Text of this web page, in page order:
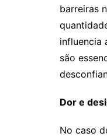
barreiras
influencia
são
Dor e
No caso